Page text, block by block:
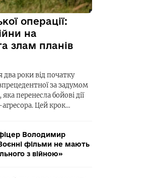
операції:
на
злам планів
роки від початку
за задумом
перенесла бойові дії
Цей крок…
Володимир
фільми не мають
з війною»